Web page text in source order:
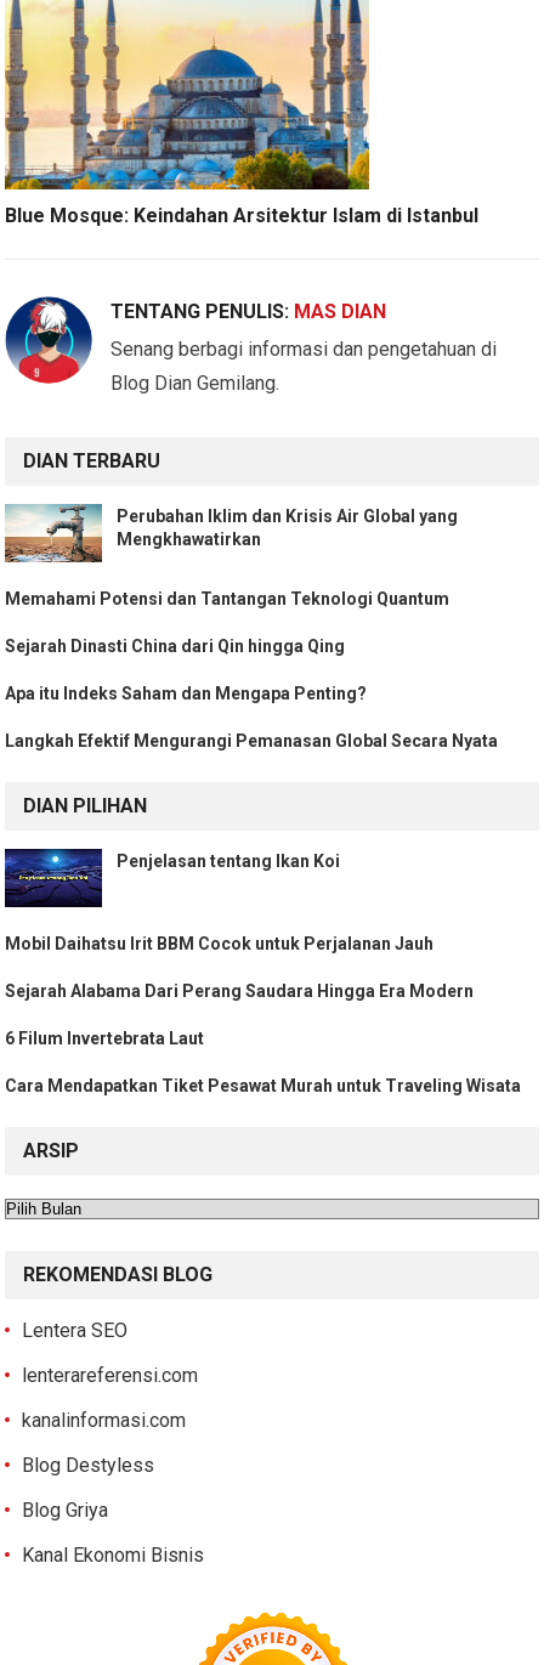
Blue Mosque: Keindahan Arsitektur Islam di Istanbul
TENTANG PENULIS: MAS DIAN
Senang berbagi informasi dan pengetahuan di
Blog Dian Gemilang.
DIAN TERBARU
Perubahan Iklim dan Krisis Air Global yang
Mengkhawatirkan
Memahami Potensi dan Tantangan Teknologi Quantum
Sejarah Dinasti China dari Qin hingga Qing
Apa itu Indeks Saham dan Mengapa Penting?
Langkah Efektif Mengurangi Pemanasan Global Secara Nyata
DIAN PILIHAN
Penjelasan tentang Ikan Koi
Mobil Daihatsu Irit BBM Cocok untuk Perjalanan Jauh
Sejarah Alabama Dari Perang Saudara Hingga Era Modern
6 Filum Invertebrata Laut
Cara Mendapatkan Tiket Pesawat Murah untuk Traveling Wisata
ARSIP
Arsip
REKOMENDASI BLOG
Lentera SEO
lenterareferensi.com
kanalinformasi.com
Blog Destyless
Blog Griya
Kanal Ekonomi Bisnis